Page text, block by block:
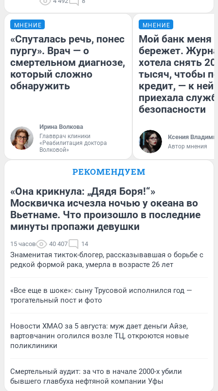
МНЕНИЕ
«Спуталась речь, понес
пургу». Врач — о
смертельном диагнозе,
который сложно
обнаружить
Ирина Волкова
Главврач клиники
«Реабилитация доктора
Волковой»
МНЕНИЕ
Мой банк меня
бережет.
хотела снять
тысяч, чтобы
кредит, — к
приехала
безопасности
Ксения
Автор мнения
РЕКОМЕНДУЕМ
«Она крикнула: „Дядя Боря!“»
Москвичка исчезла ночью у океана во
Вьетнаме. Что произошло в последние
минуты пропажи девушки
15 часов 40 407 14
Знаменитая тикток-блогер, рассказывавшая о борьбе с
редкой формой рака, умерла в возрасте 26 лет
«Все еще в шоке»: сыну Трусовой исполнился год —
трогательный пост и фото
Новости ХМАО за 5 августа: муж дает деньги Айзе,
вартовчанин оголился возле ТЦ, откроются новые
поликлиники
Смертельный аудит: за что в начале 2000-х убили
бывшего главбуха нефтяной компании Уфы